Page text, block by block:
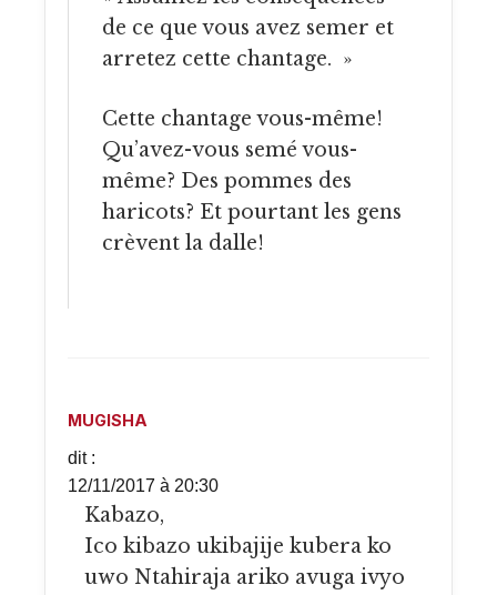
de ce que vous avez semer et
arretez cette chantage. »
Cette chantage vous-même!
Qu’avez-vous semé vous-
même? Des pommes des
haricots? Et pourtant les gens
crèvent la dalle!
MUGISHA
dit :
12/11/2017 à 20:30
Kabazo,
Ico kibazo ukibajije kubera ko
uwo Ntahiraja ariko avuga ivyo